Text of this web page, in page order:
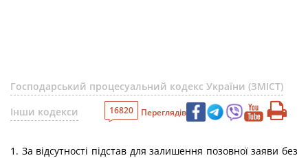
Господарський процесуальний кодекс України (ЗМІСТ)
Інши кодекси
16820 Переглядів
1. За відсутності підстав для залишення позовної заяви без